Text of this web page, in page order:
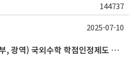
144737
☆ 학부대학(자유전공학부, 광역) 국외수학 학점인정제도 변경 안내(2025-2학기 파견학생부터)
2025-07-10